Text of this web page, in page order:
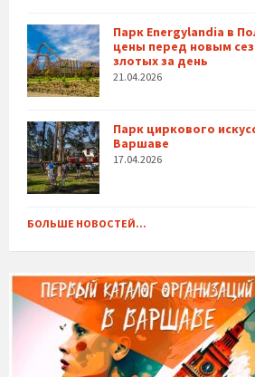
Парк Energylandia в
цены перед новым
злотых за день
21.04.2026
Парк циркового
Варшаве
17.04.2026
БОЛЬШЕ НОВОСТЕЙ...